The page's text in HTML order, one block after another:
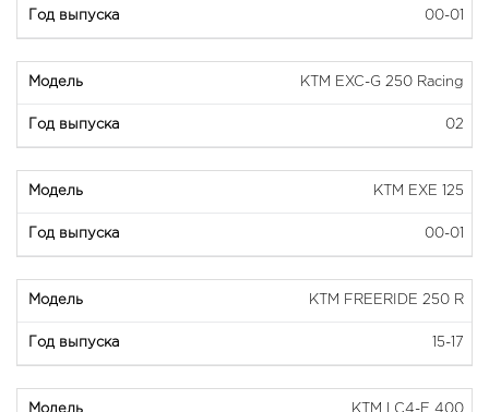
00-01
KTM EXC-G 250 Racing
02
KTM EXE 125
00-01
KTM FREERIDE 250 R
15-17
KTM LC4-E 400